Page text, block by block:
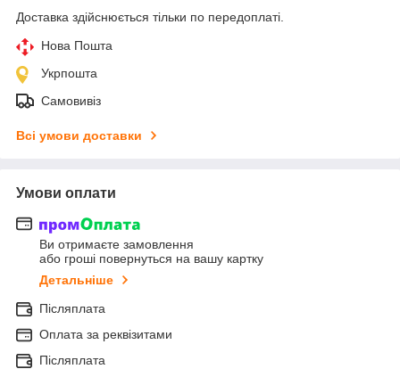
Доставка здійснюється тільки по передоплаті.
Нова Пошта
Укрпошта
Самовивіз
Всі умови доставки
Умови оплати
Ви отримаєте замовлення
або гроші повернуться на вашу картку
Детальніше
Післяплата
Оплата за реквізитами
Післяплата